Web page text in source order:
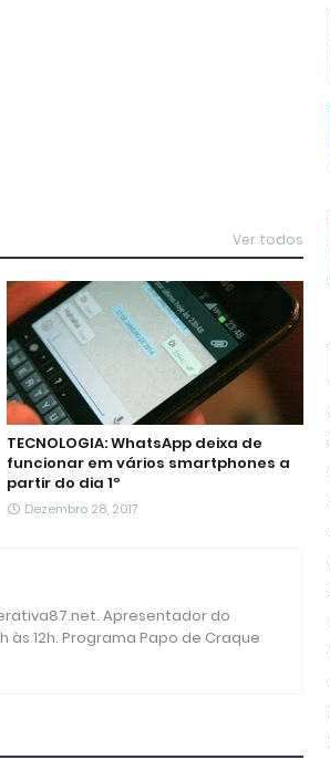
Ver todos
TECNOLOGIA: WhatsApp deixa de
funcionar em vários smartphones a
partir do dia 1º
Dezembro 28, 2017
Apresentador do
12h. Programa Papo de Craque